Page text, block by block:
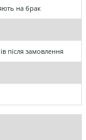
на брак
після замовлення